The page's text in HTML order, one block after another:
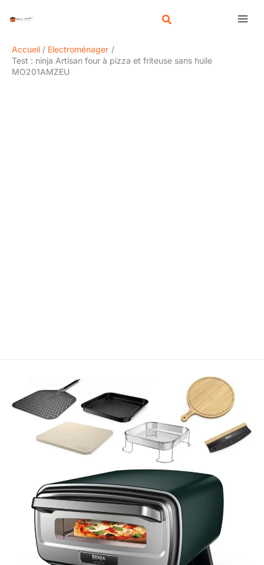
Accueil
Electroménager
Test : ninja Artisan four à pizza et friteuse sans huile
MO201AMZEU
e
h
e